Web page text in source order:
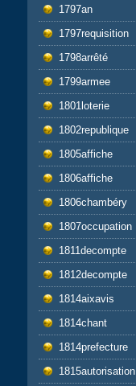
1797an
1797requisition
1798arrêté
1799armee
1801loterie
1802republique
1805affiche
1806affiche
1806chambéry
1807occupation
1811decompte
1812decompte
1814aixavis
1814chant
1814prefecture
1815autorisation